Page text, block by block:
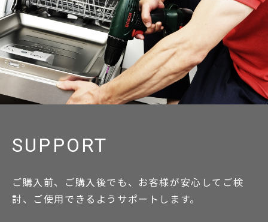
SUPPORT
ご購入前、ご購入後でも、お客様が安心してご検
討、ご使用できるようサポートします。